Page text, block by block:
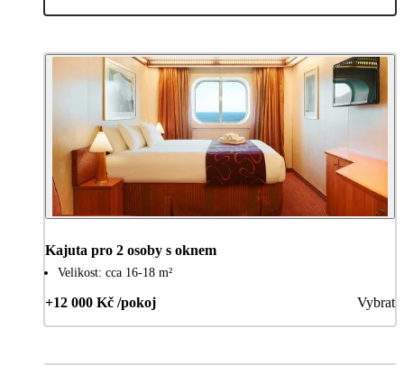
Kajuta pro 2 osoby s oknem
Velikost: cca 16-18 m²
+12 000 Kč /pokoj Vybrat